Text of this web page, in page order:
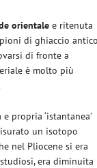
orientale e ritenuta
di ghiaccio
di fronte a
è molto più
propria ‘istantanea’
un isotopo
nel Pliocene si era
era diminuita